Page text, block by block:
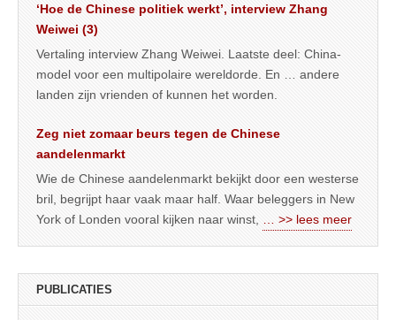
‘Hoe de Chinese politiek werkt’, interview Zhang
Weiwei (3)
Vertaling interview Zhang Weiwei. Laatste deel: China-
model voor een multipolaire wereldorde. En … andere
landen zijn vrienden of kunnen het worden.
Zeg niet zomaar beurs tegen de Chinese
aandelenmarkt
Wie de Chinese aandelenmarkt bekijkt door een westerse
bril, begrijpt haar vaak maar half. Waar beleggers in New
York of Londen vooral kijken naar winst,
… >> lees meer
PUBLICATIES